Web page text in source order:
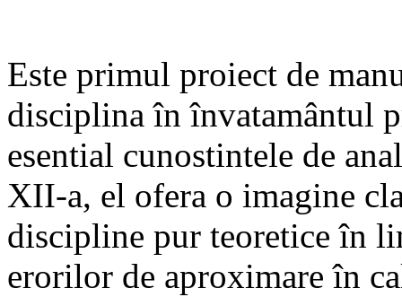
Este primul proiect de
disciplina în învatamântul
esential cunostintele de
XII-a, el ofera o imagine
discipline pur teoretice în
erorilor de aproximare în